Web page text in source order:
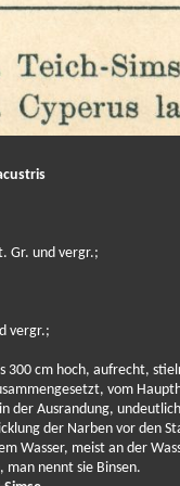
Gr. und vergr.;
vergr.;
300 cm hoch, aufrecht,
vom
der Ausrandung,
der Narben vor den
Wasser, meist an der
man nennt sie Binsen.